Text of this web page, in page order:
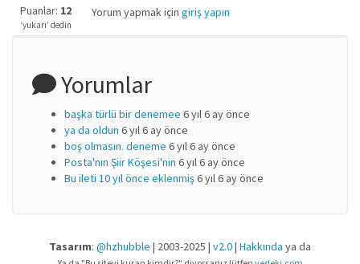
iyi
değil!
Puanlar: 12
‘yukarı’ dedin
Yorum yapmak için giriş yapın
Yorumlar
başka türlü bir denemee 6 yıl 6 ay önce
ya da oldun 6 yıl 6 ay önce
boş olmasın. deneme 6 yıl 6 ay önce
Posta'nın Şiir Köşesi'nin 6 yıl 6 ay önce
Bu ileti 10 yıl önce eklenmiş6 yıl 6 ay önce
Tasarım: @hzhubble | 2003-2025 | v2.0| Hakkında ya da